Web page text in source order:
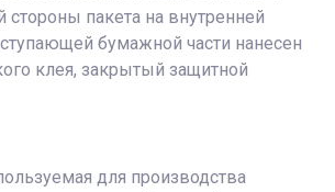
стороны пакета на внутренней
бумажной части нанесен
клея, закрытый защитной
для производства